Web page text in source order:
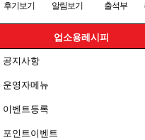
후기보기 알림보기 출석부
업소용레시피
공지사항
운영자메뉴
이벤트등록
포인트이벤트